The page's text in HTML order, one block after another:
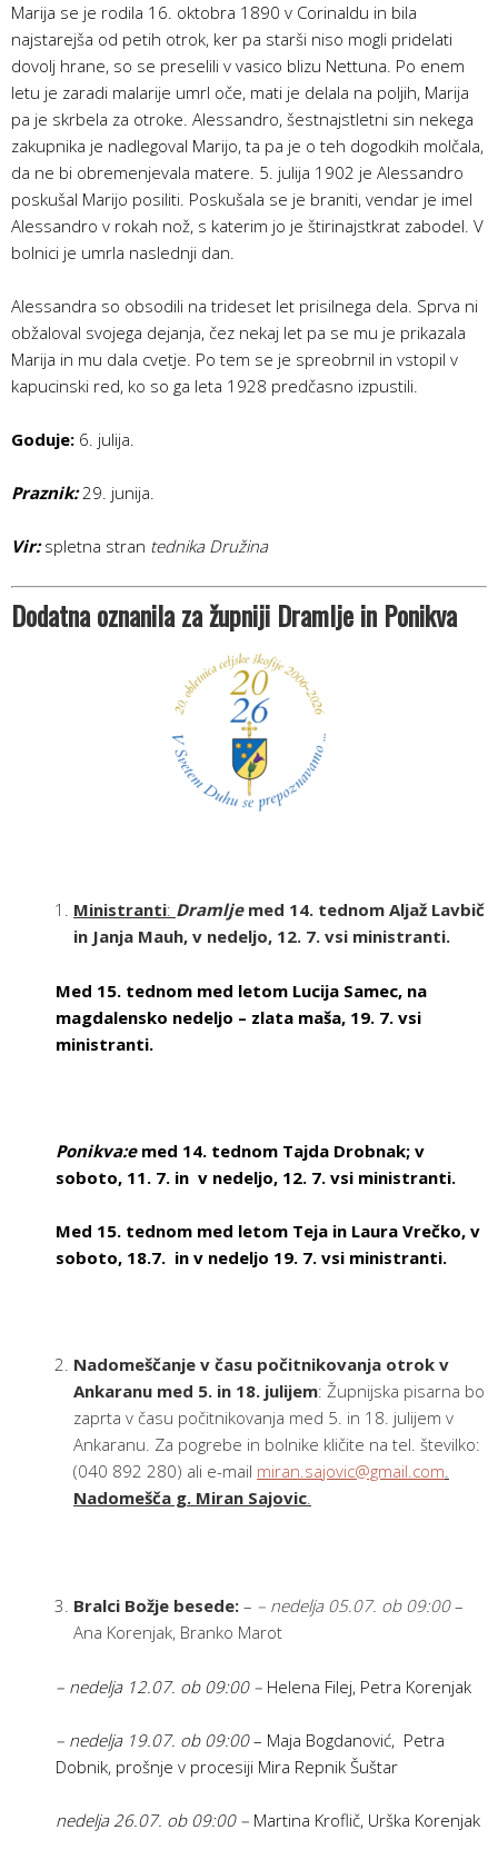
Marija se je rodila 16. oktobra 1890 v Corinaldu in bila
najstarejša od petih otrok, ker pa starši niso mogli pridelati
dovolj hrane, so se preselili v vasico blizu Nettuna. Po enem
letu je zaradi malarije umrl oče, mati je delala na poljih, Marija
pa je skrbela za otroke. Alessandro, šestnajstletni sin nekega
zakupnika je nadlegoval Marijo, ta pa je o teh dogodkih molčala,
da ne bi obremenjevala matere. 5. julija 1902 je Alessandro
poskušal Marijo posiliti. Poskušala se je braniti, vendar je imel
Alessandro v rokah nož, s katerim jo je štiri­najstkrat zabodel. V
bolnici je umrla naslednji dan.
Alessandra so obsodili na trideset let prisilnega dela. Sprva ni
obžaloval svojega dejanja, čez nekaj let pa se mu je prikazala
Marija in mu dala cvetje. Po tem se je spreobrnil in vstopil v
kapucinski red, ko so ga leta 1928 predčasno izpustili.
Goduje: 6. julija.
Praznik:29. junija.
Vir:spletna stran tednika Družina
Dodatna oznanila za župniji Dramlje in Ponikva
Ministranti: Dramljemed 14. tednom Aljaž Lavbič
in Janja Mauh, v nedeljo, 12. 7. vsi ministranti.
Med 15. tednom med letom Lucija Samec, na
magdalensko nedeljo – zlata maša, 19. 7. vsi
ministranti.
Ponikva:emed 14. tednom Tajda Drobnak; v
soboto, 11. 7. in v nedeljo, 12. 7. vsi ministranti.
Med 15. tednom med letom Teja in Laura Vrečko, v
soboto, 18.7. in v nedeljo 19. 7. vsi ministranti.
Nadomeščanje v času počitnikovanja otrok v
Ankaranu med 5. in 18. julijem: Župnijska pisarna bo
zaprta v času počitnikovanja med 5. in 18. julijem v
Ankaranu. Za pogrebe in bolnike kličite na tel. številko:
(040 892 280) ali e-mail miran.sajovic@gmail.com
Nadomešča g. Miran Sajovic
Bralci Božje besede: – – nedelja 05.07. ob 09:00–
Ana Korenjak, Branko Marot
– nedelja 12.07. ob 09:00 – Helena Filej, Petra Korenjak
– nedelja 19.07. ob 09:00– Maja Bogdanović, Petra
Dobnik, prošnje v procesiji Mira Repnik Šuštar
nedelja 26.07. ob 09:00 – Martina Kroflič, Urška Korenjak